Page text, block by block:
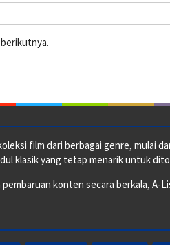
film dari berbagai genre, mulai
klasik yang tetap menarik untuk
konten secara berkala, A-